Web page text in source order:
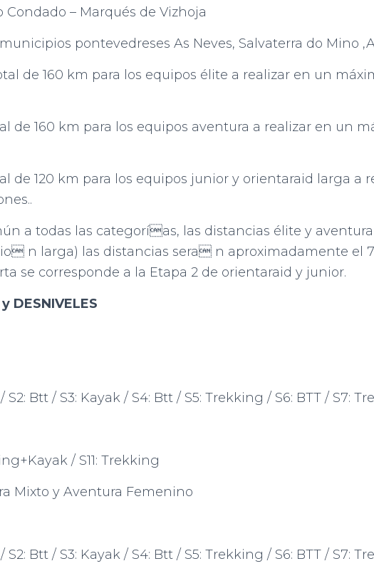
Condado – Marqués de Vizhoja
pontevedreses As Neves, Salvaterra do Mino
de 160 km para los equipos élite a realizar en un
de 160 km para los equipos aventura a realizar en un
de 120 km para los equipos junior y orientaraid larga a
a todas las categorías, las distancias élite y
n larga) las distancias sera n aproximadamente el
se corresponde a la Etapa 2 de orientaraid y junior.
DESNIVELES
Btt / S3: Kayak / S4: Btt / S5: Trekking / S6: BTT / S7:
/ S11: Trekking
Mixto y Aventura Femenino
Btt / S3: Kayak / S4: Btt / S5: Trekking / S6: BTT / S7: